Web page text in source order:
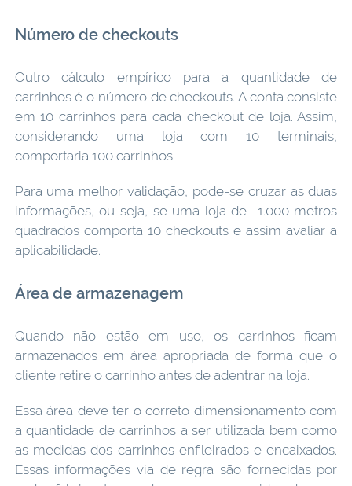
Número de checkouts
Outro cálculo empírico para a quantidade de
carrinhos é o número de checkouts. A conta consiste
em 10 carrinhos para cada checkout de loja. Assim,
considerando uma loja com 10 terminais,
comportaria 100 carrinhos.
Para uma melhor validação, pode-se cruzar as duas
informações, ou seja, se uma loja de 1.000 metros
quadrados comporta 10 checkouts e assim avaliar a
aplicabilidade.
Área de armazenagem
Quando não estão em uso, os carrinhos ficam
armazenados em área apropriada de forma que o
cliente retire o carrinho antes de adentrar na loja.
Essa área deve ter o correto dimensionamento com
a quantidade de carrinhos a ser utilizada bem como
as medidas dos carrinhos enfileirados e encaixados.
Essas informações via de regra são fornecidas por